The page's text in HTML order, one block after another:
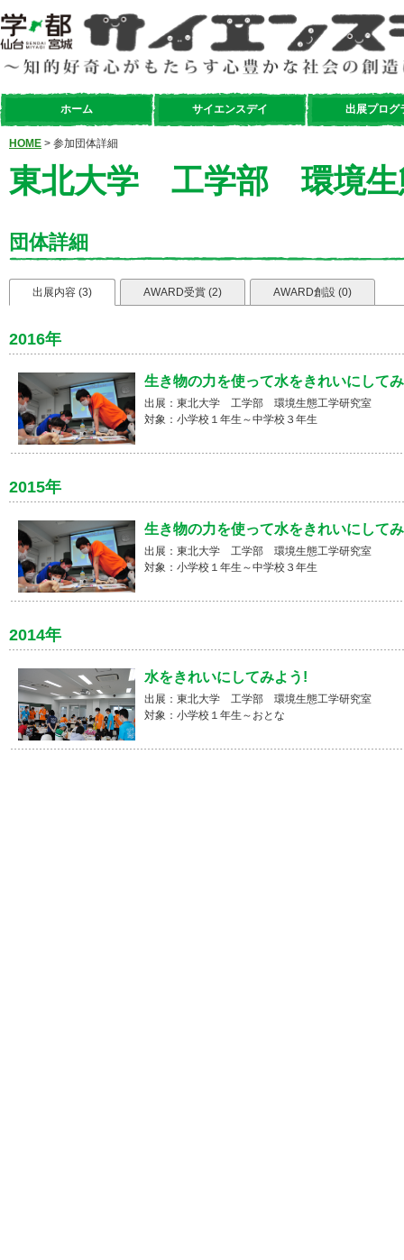
ホーム サイエンスデイ 出展プログ
HOME > 参加団体詳細
東北大学 工学部 環境生
団体詳細
出展内容 (3) AWARD受賞 (2) AWARD創設 (0)
2016年
生き物の力を使って水をきれいにして
出展：東北大学 工学部 環境生態工学研究室
対象：小学校１年生～中学校３年生
2015年
生き物の力を使って水をきれいにして
出展：東北大学 工学部 環境生態工学研究室
対象：小学校１年生～中学校３年生
2014年
水をきれいにしてみよう!
出展：東北大学 工学部 環境生態工学研究室
対象：小学校１年生～おとな